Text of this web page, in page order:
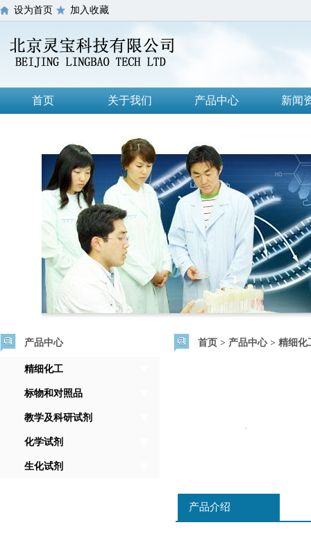
设为首页 加入收藏
首页 关于我们 产品中心 新闻
产品中心
精细化工
标物和对照品
教学及科研试剂
化学试剂
生化试剂
首页 > 产品中心> 精细化
产品介绍